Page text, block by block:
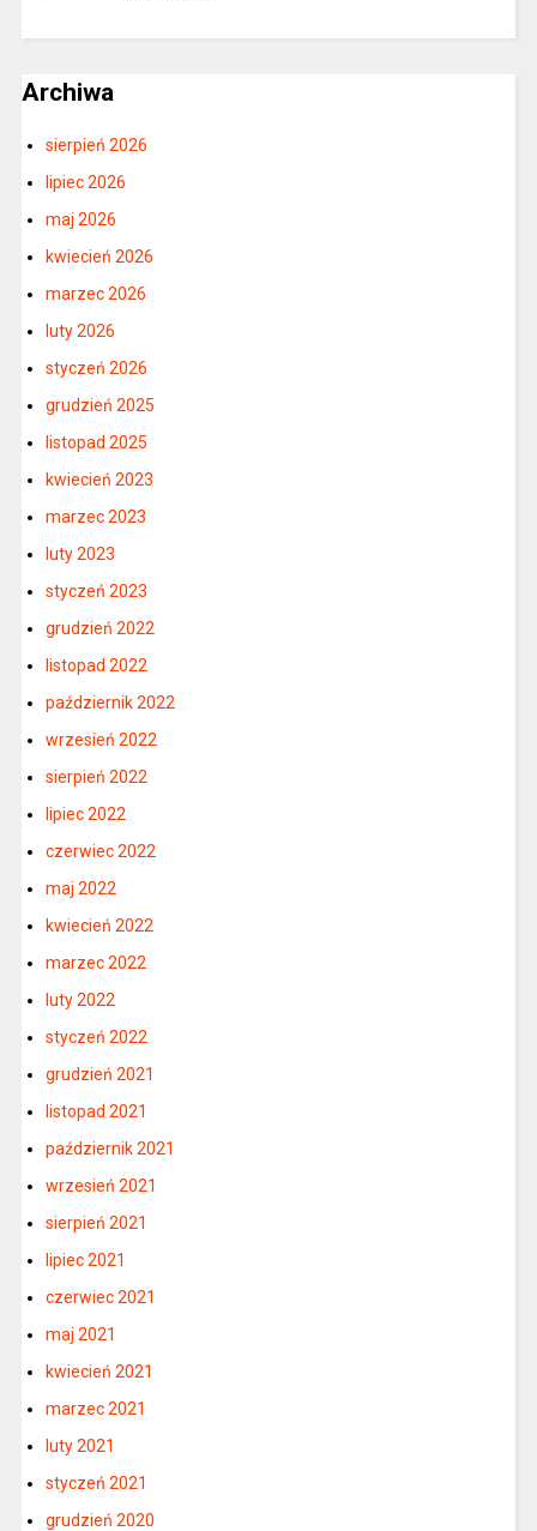
Archiwa
sierpień 2026
lipiec 2026
maj 2026
kwiecień 2026
marzec 2026
luty 2026
styczeń 2026
grudzień 2025
listopad 2025
kwiecień 2023
marzec 2023
luty 2023
styczeń 2023
grudzień 2022
listopad 2022
październik 2022
wrzesień 2022
sierpień 2022
lipiec 2022
czerwiec 2022
maj 2022
kwiecień 2022
marzec 2022
luty 2022
styczeń 2022
grudzień 2021
listopad 2021
październik 2021
wrzesień 2021
sierpień 2021
lipiec 2021
czerwiec 2021
maj 2021
kwiecień 2021
marzec 2021
luty 2021
styczeń 2021
grudzień 2020